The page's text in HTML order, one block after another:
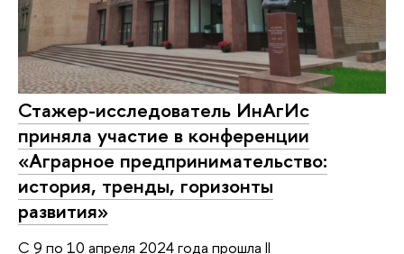
Стажер-исследователь ИнАгИс
приняла участие в конференции
«Аграрное предпринимательство:
история, тренды, горизонты
развития»
С 9 по 10 апреля 2024 года прошла II